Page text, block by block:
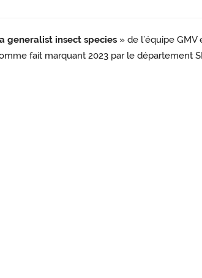
generalist insect species » de l’équipe
fait marquant 2023 par le département